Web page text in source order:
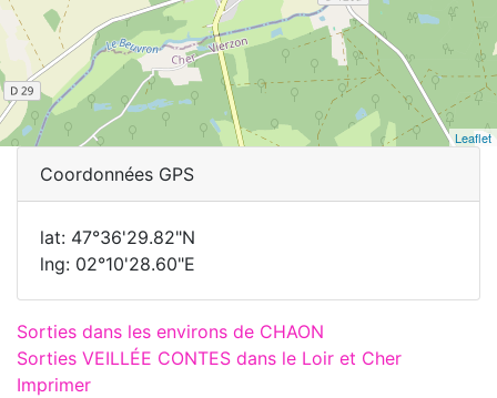
Leaflet
Coordonnées GPS
lat: 47°36'29.82"N
lng: 02°10'28.60"E
Sorties dans les environs de CHAON
Sorties VEILLÉE CONTES dans le Loir et Cher
Imprimer